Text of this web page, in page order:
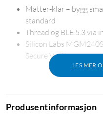
LES MER
Matter-klar – bygg
standard
Thread og BLE 5.3 via
Silicon Labs
Secure Vault
Produsentinformasjon